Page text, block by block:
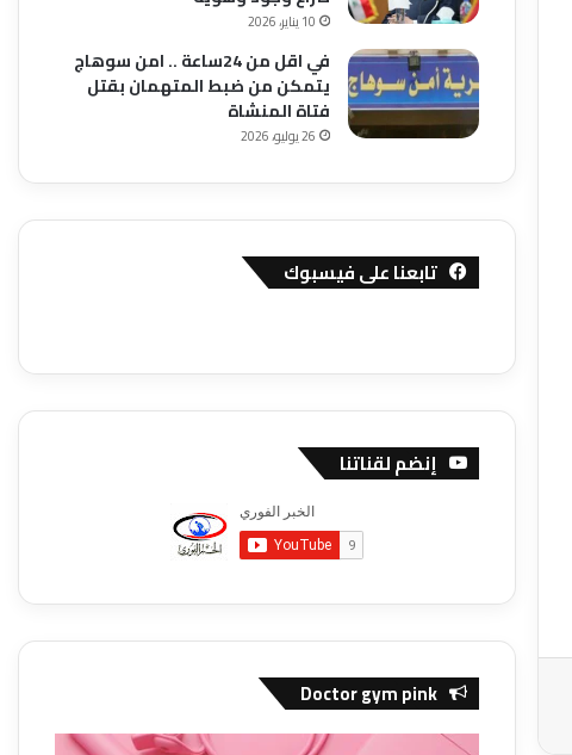
10 يناير، 2026
في اقل من 24ساعة .. امن سوهاج
يتمكن من ضبط المتهمان بقتل
فتاة المنشاة
26 يوليو، 2026
تابعنا على فيسبوك
إنضم لقناتنا
Doctor gym pink